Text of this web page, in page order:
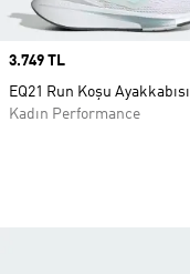
Price
3.749 TL
EQ21 Run Koşu Ayakkabısı
Kadın Performance